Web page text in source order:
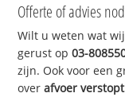
Offerte of advies
Wilt u weten wat
gerust op03-
zijn. Ook voor een
overafvoer verstopt